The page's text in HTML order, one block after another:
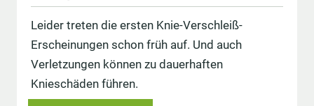
Leider treten die ersten Knie-Verschleiß-
Erscheinungen schon früh auf. Und auch
Verletzungen können zu dauerhaften
Knieschäden führen.